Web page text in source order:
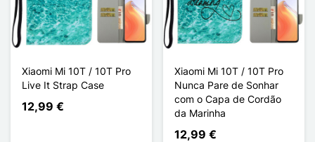
Xiaomi Mi 10T / 10T Pro
Live It Strap Case
12,99 €
Xiaomi Mi 10T / 10T Pro
Nunca Pare de Sonhar
com o Capa de Cordão
da Marinha
12,99 €